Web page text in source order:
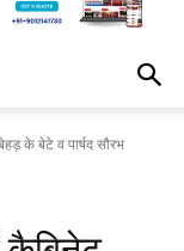
के बेटे व पार्षद सौरभ